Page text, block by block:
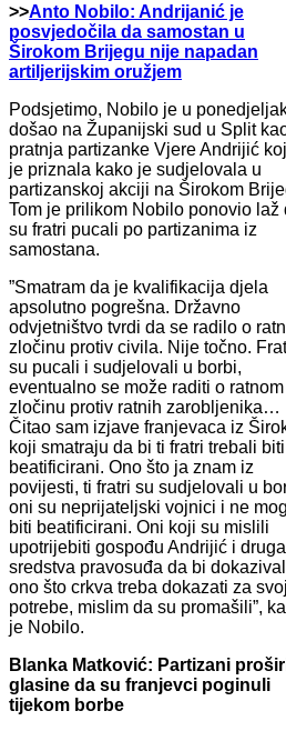
>>Anto Nobilo: Andrijanić je
posvjedočila da samostan u
Širokom Brijegu nije napadan
artiljerijskim oružjem
Podsjetimo, Nobilo je u
došao na Županijski sud u Split
pratnja partizanke Vjere Andrijić
je priznala kako je sudjelovala u
partizanskoj akciji na Širokom
Tom je prilikom Nobilo ponovio laž
su fratri pucali po partizanima iz
samostana.
”Smatram da je kvalifikacija djela
apsolutno pogrešna. Državno
odvjetništvo tvrdi da se radilo o
zločinu protiv civila. Nije točno.
su pucali i sudjelovali u borbi,
eventualno se može raditi o ratnom
zločinu protiv ratnih zarobljenika…
Čitao sam izjave franjevaca iz
koji smatraju da bi ti fratri trebali biti
beatificirani. Ono što ja znam iz
povijesti, ti fratri su sudjelovali u
oni su neprijateljski vojnici i ne
biti beatificirani. Oni koji su mislili
upotrijebiti gospođu Andrijić i druga
sredstva pravosuđa da bi
ono što crkva treba dokazati za
potrebe, mislim da su promašili”,
je Nobilo.
Blanka Matković: Partizani
glasine da su franjevci poginuli
tijekom borbe